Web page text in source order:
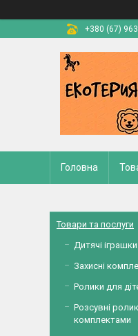
+380 (67)
Головна
Товари та послуги
Дитячі іграшки
Захисні
Ролики для
Розсувні
комплектами